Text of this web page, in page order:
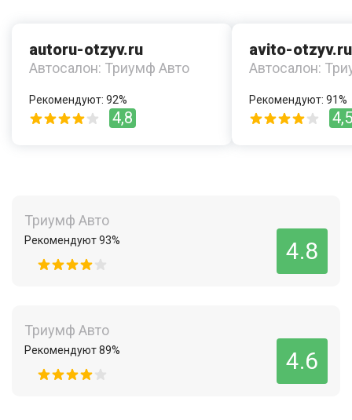
autoru-otzyv.ru
Автосалон: Триумф Авто
Рекомендуют: 92%
4,8
avito-otzyv.ru
Автосалон:
Рекомендуют: 91%
4,5
Триумф Авто
Рекомендуют 93% 4.8
Триумф Авто
Рекомендуют 89% 4.6